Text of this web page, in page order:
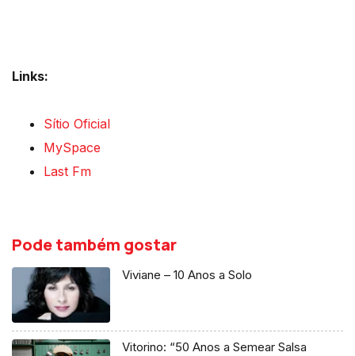
Links:
Sítio Oficial
MySpace
Last Fm
Pode também gostar
Viviane – 10 Anos a Solo
Vitorino: “50 Anos a Semear Salsa